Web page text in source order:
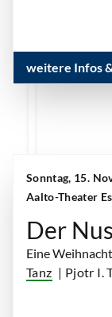
weitere Infos
Sonntag, 15.
Aalto-Theater
Der
Eine
Tanz | Pjotr I.